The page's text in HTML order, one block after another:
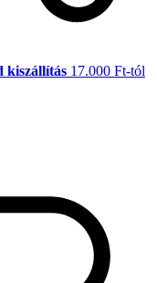
kiszállítás 17.000 Ft-tól